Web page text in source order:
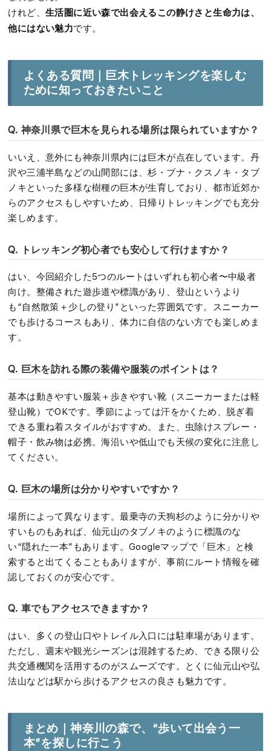
けれど、生活圏に近い森で出会えるこの静けさと生命力は、
他にはない魅力です。
よくある質問｜巨木トレッキングを楽しむ
ために知っておきたいこと
Q. 神奈川県で巨木を見られる場所は限られていますか？
いいえ、意外にも神奈川県内には巨木が点在しています。丹
沢や三浦半島などの山間部には、杉・ブナ・クスノキ・タブ
ノキといった多様な樹種の巨木が生育しており、都市近郊か
らのアクセスもしやすいため、日帰りトレッキングでも充分
楽しめます。
Q. トレッキング初心者でも安心して行けますか？
はい、今回紹介した5つのルートはいずれも初心者〜中級者
向け。整備された遊歩道や標識があり、登山というより
も“自然散策＋少しの登り”といった雰囲気です。スニーカー
でも歩けるコースもあり、体力に自信のない方でも楽しめま
す。
Q. 巨木を訪れる際の装備や服装のポイントは？
基本は動きやすい服装＋歩きやすい靴（スニーカーまたは軽
登山靴）でOKです。季節によっては汗をかくため、脱ぎ着
できる重ね着スタイルがおすすめ。また、虫除けスプレー・
帽子・飲み物は必携。海沿いや低山でも天候の変化に注意し
てください。
Q. 巨木の場所は分かりやすいですか？
場所によって異なります。最乗寺の天狗杉のように分かりや
すいものもあれば、仙元山のタブノキのように標識のな
い“隠れた一本”もあります。Googleマップで「巨木」と検
索すると出てくることもありますが、事前にルート情報を確
認しておくのが安心です。
Q. 車でもアクセスできますか？
はい、多くの登山口やトレイル入口には駐車場があります。
ただし、週末や観光シーズンは混雑するため、できる限り公
共交通機関を活用するのがスムーズです。とくに仙元山や弘
法山などは駅から歩けるアクセスの良さも魅力です。
まとめ｜神奈川の森で、“歩いて出会う一
本”を探しに行こう